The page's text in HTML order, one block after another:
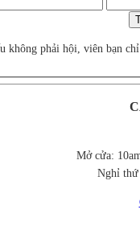
không phải hội, viên bạn
Mở cửa:
Nghỉ thứ